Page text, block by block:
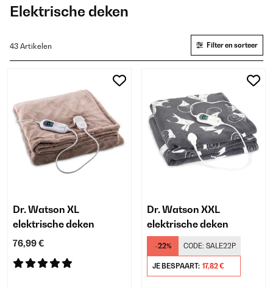
Elektrische deken
43 Artikelen Filter en sorteer
Dr. Watson XL
elektrische deken
76,99 €
Dr. Watson XXL
elektrische deken
-22% CODE: SALE22P
JE BESPAART: 17,82 €